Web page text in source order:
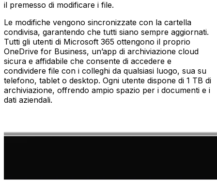
il premesso di modificare i file.
Le modifiche vengono sincronizzate con la cartella
condivisa, garantendo che tutti siano sempre aggiornati.
Tutti gli utenti di Microsoft 365 ottengono il proprio
OneDrive for Business, un’app di archiviazione cloud
sicura e affidabile che consente di accedere e
condividere file con i colleghi da qualsiasi luogo, sua su
telefono, tablet o desktop. Ogni utente dispone di 1 TB di
archiviazione, offrendo ampio spazio per i documenti e i
dati aziendali.